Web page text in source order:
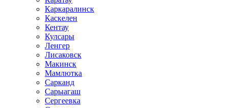
Каркаралинск
Каскелен
Кентау
Кулсары
Ленгер
Лисаковск
Макинск
Мамлютка
Сарканд
Сарыагаш
Сергеевка